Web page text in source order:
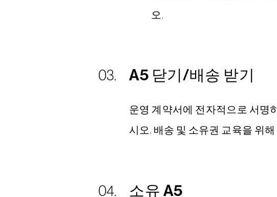
오.
A5 닫기/배송 받기
운영 계약서에 전자적으로 서명
시오. 배송 및 소유권 교육을 위
소유 A5